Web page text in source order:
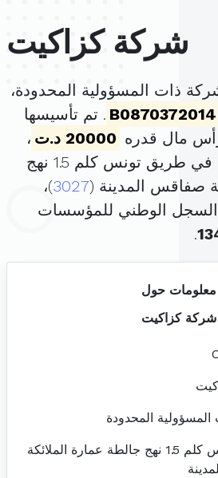
شركة كزاكيت
ذات المسؤولية المحدودة،
B0870372014 . تم تأسيسها
20000 د.ت
،
ويقع مقرها الرئيسي في طريق تونس كلم 1.5 نهج
صفاقس المدينة (3027)،
الوطني للمؤسسات
.
معلومات حول
شركة كزاكيت
المحدودة
طريق تونس كلم 1.5 نهج جالطة عمارة الملائكة